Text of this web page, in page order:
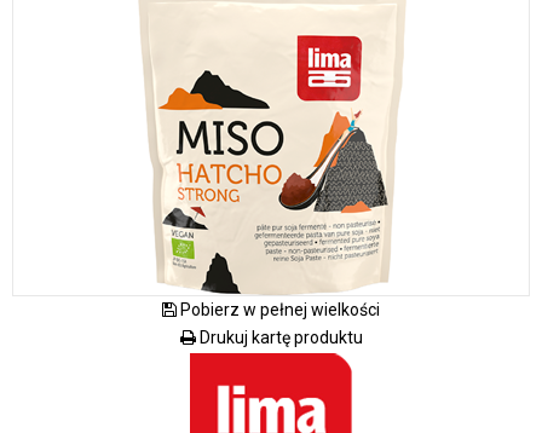
Pobierz w pełnej wielkości
Drukuj kartę produktu